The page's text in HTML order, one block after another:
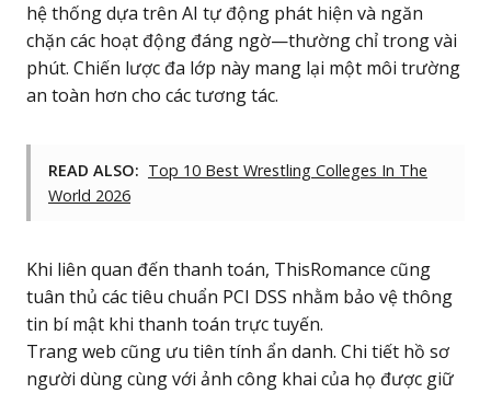
hệ thống dựa trên AI tự động phát hiện và ngăn
chặn các hoạt động đáng ngờ—thường chỉ trong vài
phút. Chiến lược đa lớp này mang lại một môi trường
an toàn hơn cho các tương tác.
READ ALSO: Top 10 Best Wrestling Colleges In The
World 2026
Khi liên quan đến thanh toán, ThisRomance cũng
tuân thủ các tiêu chuẩn PCI DSS nhằm bảo vệ thông
tin bí mật khi thanh toán trực tuyến.
Trang web cũng ưu tiên tính ẩn danh. Chi tiết hồ sơ
người dùng cùng với ảnh công khai của họ được giữ